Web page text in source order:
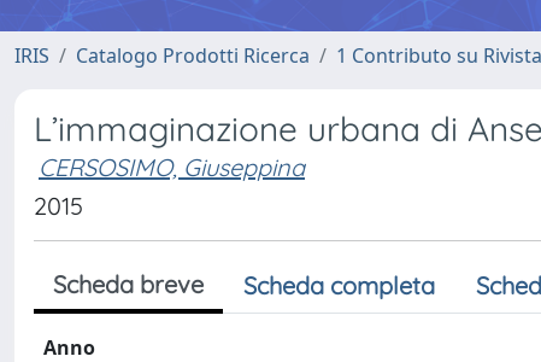
IRIS Catalogo Prodotti Ricerca 1 Contributo su Rivista
L’immaginazione urbana di
CERSOSIMO, Giuseppina
2015
Scheda breve Scheda completa
Anno